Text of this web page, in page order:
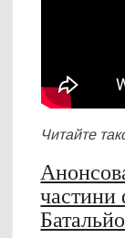
Читайте
частини